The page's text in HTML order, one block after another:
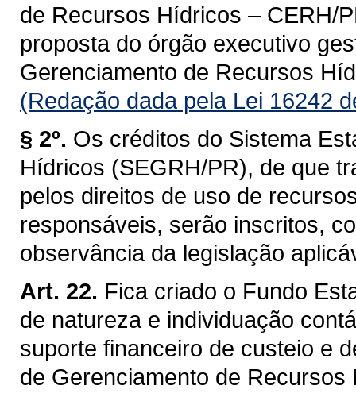
de Recursos Hídricos – CERH/
proposta do órgão executivo
Gerenciamento de Recursos
(Redação dada pela Lei 16242
§ 2º. Os créditos do Sistema
Hídricos (SEGRH/PR), de que
pelos direitos de uso de
responsáveis, serão inscritos,
observância da legislação
Art. 22. Fica criado o Fundo
de natureza e individuação
suporte financeiro de custeio e
de Gerenciamento de